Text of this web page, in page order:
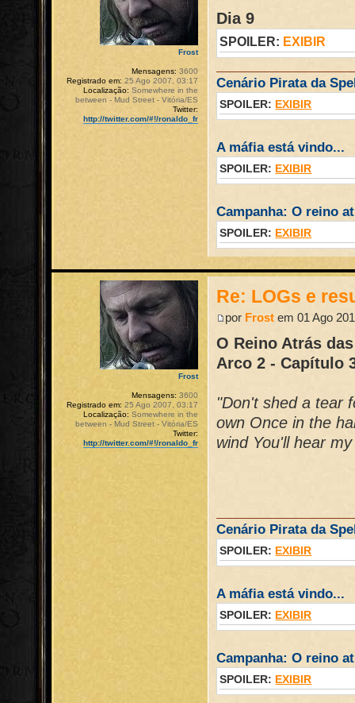
Dia 9
SPOILER: EXIBIR
Cenário Pirata da
SPOILER: EXIBIR
A máfia está vindo...
SPOILER: EXIBIR
Campanha: O reino
SPOILER: EXIBIR
Frost
Mensagens: 3600
Registrado em: 25 Ago 2007, 03:17
Localização: Somewhere in the
between - Mud Street - Vitória/ES
Twitter:
http://twitter.com/#!/ronaldo_fr
Re: LOGs e
por Frost em 01 Ago
O Reino Atrás
Arco 2 - Capítulo
"Don't shed a tear
own Once in the
wind You'll hear
Cenário Pirata da
SPOILER: EXIBIR
A máfia está vindo...
SPOILER: EXIBIR
Campanha: O reino
SPOILER: EXIBIR
Frost
Mensagens: 3600
Registrado em: 25 Ago 2007, 03:17
Localização: Somewhere in the
between - Mud Street - Vitória/ES
Twitter:
http://twitter.com/#!/ronaldo_fr